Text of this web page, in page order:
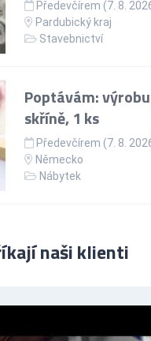
Předevčírem (7. 8.
Pardubický kraj
Stavebnictví
Poptávám:
skříně, 1 ks
Předevčírem (7. 8.
Německo
Nábytek
naši klienti